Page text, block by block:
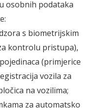
osobnih podataka
s biometrijskim
kontrolu pristupa),
(primjerice
vozila za
na vozilima;
za automatsko